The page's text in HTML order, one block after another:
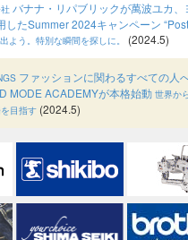
バナナ・リパブリックが萬波ユカ、
たSummer 2024キャンペーン
よう。特別な瞬間を探しに。 (2024.5)
ファッションに関わるすべての人
MODE ACADEMYが本格始動 世界か
目指す (2024.5)